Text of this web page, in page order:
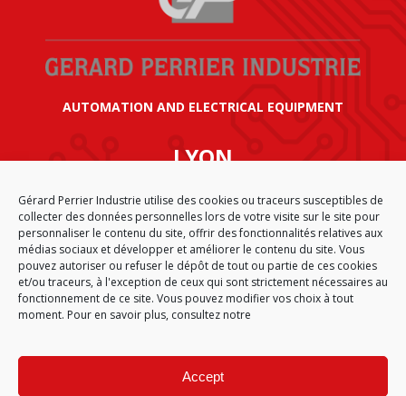
Gérard Perrier Industrie utilise des cookies ou traceurs susceptibles de
collecter des données personnelles lors de votre visite sur le site pour
personnaliser le contenu du site, offrir des fonctionnalités relatives aux
médias sociaux et développer et améliorer le contenu du site. Vous
pouvez autoriser ou refuser le dépôt de tout ou partie de ces cookies
et/ou traceurs, à l'exception de ceux qui sont strictement nécessaires au
fonctionnement de ce site. Vous pouvez modifier vos choix à tout
moment. Pour en savoir plus, consultez notre
Accept
AUTOMATION AND ELECTRICAL EQUIPMENT
LYON
AIRPARC – 160 rue de Norvège
CS 50009
69125 LYON AÉROPORT SAINT EXUPÉRY
FRANCE